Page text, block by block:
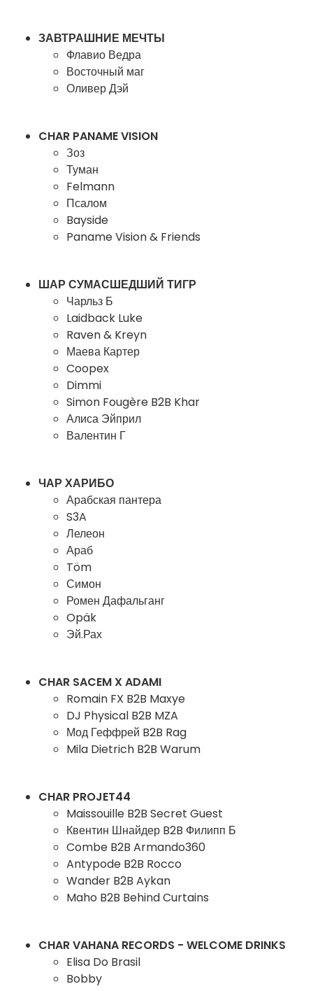
ЗАВТРАШНИЕ МЕЧТЫ
Флавио Ведра
Восточный маг
Оливер Дэй
CHAR PANAME VISION
Зоз
Туман
Felmann
Псалом
Bayside
Paname Vision & Friends
ШАР СУМАСШЕДШИЙ ТИГР
Чарльз Б
Laidback Luke
Raven & Kreyn
Маева Картер
Coopex
Dimmi
Simon Fougère B2B Khar
Алиса Эйприл
Валентин Г
ЧАР ХАРИБО
Арабская пантера
S3A
Лелеон
Араб
Töm
Симон
Ромен Дафальганг
Opäk
Эй.Рах
CHAR SACEM X ADAMI
Romain FX B2B Maxye
DJ Physical B2B MZA
Мод Геффрей B2B Rag
Mila Dietrich B2B Warum
CHAR PROJET44
Maissouille B2B Secret Guest
Квентин Шнайдер B2B Филипп Б
Combe B2B Armando360
Antypode B2B Rocco
Wander B2B Aykan
Maho B2B Behind Curtains
CHAR VAHANA RECORDS - WELCOME DRINKS
Elisa Do Brasil
Bobby